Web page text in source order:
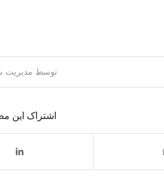
توسط مدیریت
اشتراک این